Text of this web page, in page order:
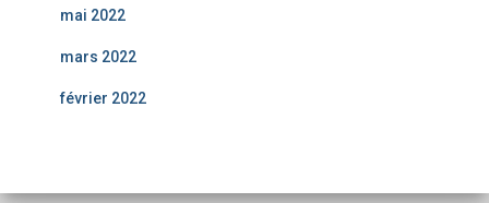
mai 2022
mars 2022
février 2022